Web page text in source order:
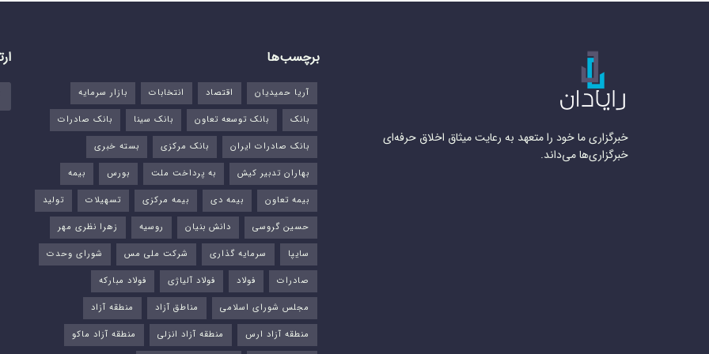
خبرگزاری ما خود را متعهد به رعایت میثاق اخلاق حرفه‌ای
خبرگزاری‌ها می‌داند.
برچسب‌ها
آریا حمیدیان اقتصاد انتخابات
بازار سرمایه
بانک
بانک توسعه تعاون بانک سینا
بانک صادرات
بانک صادرات ایران
بانک مرکزی
بسته خبری
بهاران تدبیر کیش
به پرداخت ملت بورس‌
بیمه
بیمه تعاون
بیمه دی بیمه مرکزی تسهیلات
تولید
حسین گروسی
دانش بنیان روسیه
زهرا نظری مهر
سایپا
سرمایه گذاری شرکت ملی مس
شورای وحدت
صادرات
فولاد فولاد آلیاژی
فولاد مبارکه
مجلس شورای اسلامی
مناطق آزاد
منطقه آزاد
منطقه آزاد ارس
منطقه آزاد انزلی منطقه آزاد ماکو